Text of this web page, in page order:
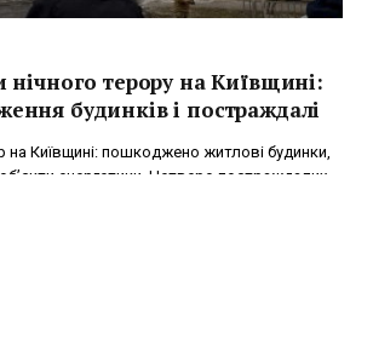
нічного терору на Київщині:
будинків і постраждалі
на Київщині: пошкоджено житлові будинки,
енергетики. Четверо постраждалих,